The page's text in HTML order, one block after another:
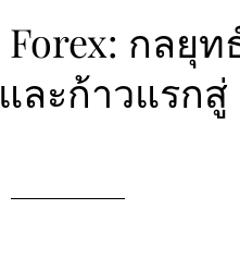
กลยุท
ละก้าวแรกสู่